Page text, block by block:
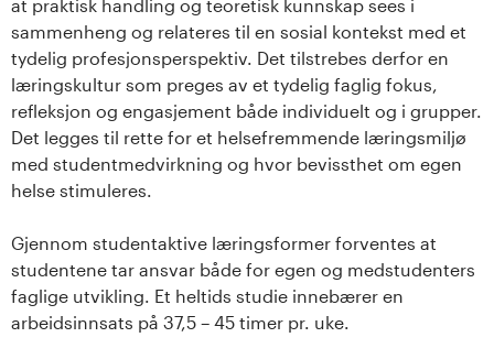
at praktisk handling og teoretisk kunnskap sees i
sammenheng og relateres til en sosial kontekst med et
tydelig profesjonsperspektiv. Det tilstrebes derfor en
læringskultur som preges av et tydelig faglig fokus,
refleksjon og engasjement både individuelt og i grupper.
Det legges til rette for et helsefremmende læringsmiljø
med studentmedvirkning og hvor bevissthet om egen
helse stimuleres.
Gjennom studentaktive læringsformer forventes at
studentene tar ansvar både for egen og medstudenters
faglige utvikling. Et heltids studie innebærer en
arbeidsinnsats på 37,5 – 45 timer pr. uke.